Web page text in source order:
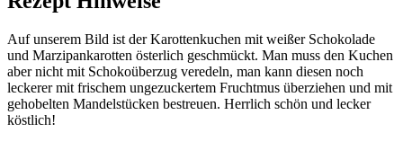
Auf unserem Bild ist der Karottenkuchen mit weißer Schokolade
und Marzipankarotten österlich geschmückt. Man muss den Kuchen
aber nicht mit Schokoüberzug veredeln, man kann diesen noch
leckerer mit frischem ungezuckertem Fruchtmus überziehen und mit
gehobelten Mandelstücken bestreuen. Herrlich schön und lecker
köstlich!